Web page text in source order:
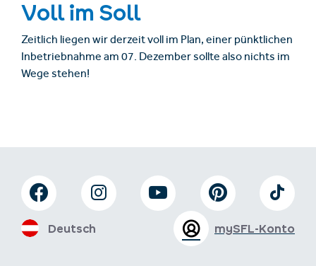
Voll im Soll
Zeitlich liegen wir derzeit voll im Plan, einer pünktlichen
Inbetriebnahme am 07. Dezember sollte also nichts im
Wege stehen!
mySFL-Konto
Deutsch